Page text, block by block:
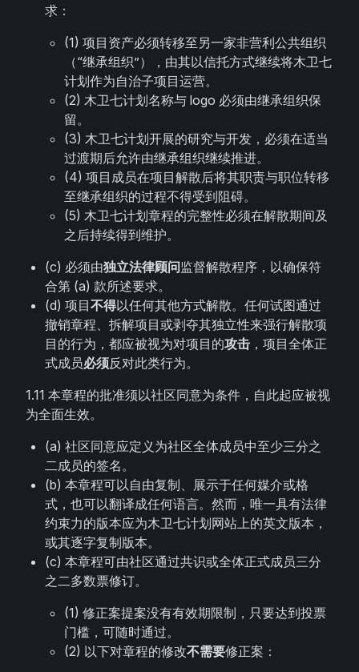
求：
(1) 项目资产必须转移至另一家非营利公共组织
（“继承组织”），由其以信托方式继续将木卫七
计划作为自治子项目运营。
(2) 木卫七计划名称与 logo 必须由继承组织保
留。
(3) 木卫七计划开展的研究与开发，必须在适当
过渡期后允许由继承组织继续推进。
(4) 项目成员在项目解散后将其职责与职位转移
至继承组织的过程不得受到阻碍。
(5) 木卫七计划章程的完整性必须在解散期间及
之后持续得到维护。
(c) 必须由独立法律顾问监督解散程序，以确保符
合第 (a) 款所述要求。
(d) 项目不得以任何其他方式解散。任何试图通过
撤销章程、拆解项目或剥夺其独立性来强行解散项
目的行为，都应被视为对项目的攻击 ，项目全体正
式成员必须反对此类行为。
1.11 本章程的批准须以社区同意为条件，自此起应被视
为全面生效。
(a) 社区同意应定义为社区全体成员中至少三分之
二成员的签名。
(b) 本章程可以自由复制、展示于任何媒介或格
式，也可以翻译成任何语言。然而，唯一具有法律
约束力的版本应为木卫七计划网站上的英文版本，
或其逐字复制版本。
(c) 本章程可由社区通过共识或全体正式成员三分
之二多数票修订。
(1) 修正案提案没有有效期限制，只要达到投票
门槛，可随时通过。
(2) 以下对章程的修改不需要修正案：